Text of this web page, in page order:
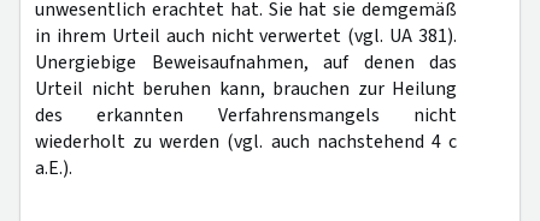
unwesentlich erachtet hat. Sie hat sie demgemäß
in ihrem Urteil auch nicht verwertet (vgl. UA 381).
Unergiebige Beweisaufnahmen, auf denen das
Urteil nicht beruhen kann, brauchen zur Heilung
des erkannten Verfahrensmangels nicht
wiederholt zu werden (vgl. auch nachstehend 4 c
a.E.).